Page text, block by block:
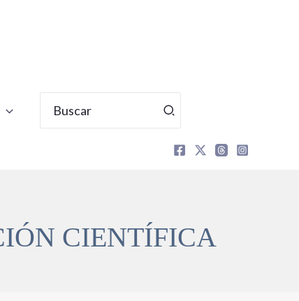
por:
CIENTÍFICA